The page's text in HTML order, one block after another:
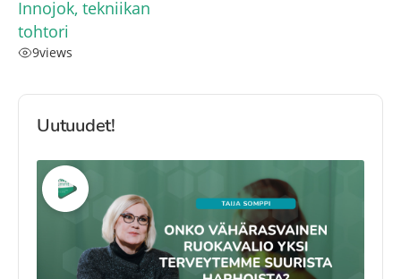
Innojok, tekniikan
tohtori
9views
Uutuudet!